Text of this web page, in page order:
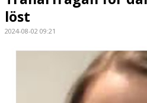
TRUPPEN
BILDGALLERI
löst
2024-08-02 09:21